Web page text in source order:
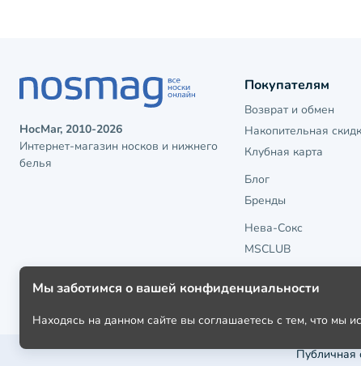
НосМаг, 2010-2026
Интернет-магазин носков и нижнего
белья
Покупателям
Возврат и обмен
Накопительная
Клубная карта
Блог
Бренды
Нева-Сокс
MSCLUB
Публичная
Мы заботимся о вашей конфиденциальности
Находясь на данном сайте вы соглашаетесь с тем, что мы